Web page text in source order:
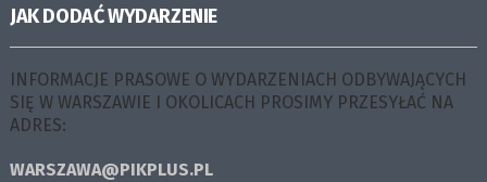
JAK DODAĆ WYDARZENIE
INFORMACJE PRASOWE O WYDARZENIACH ODBYWAJĄCYCH
SIĘ W WARSZAWIE I OKOLICACH PROSIMY PRZESYŁAĆ NA
ADRES:
WARSZAWA@PIKPLUS.PL